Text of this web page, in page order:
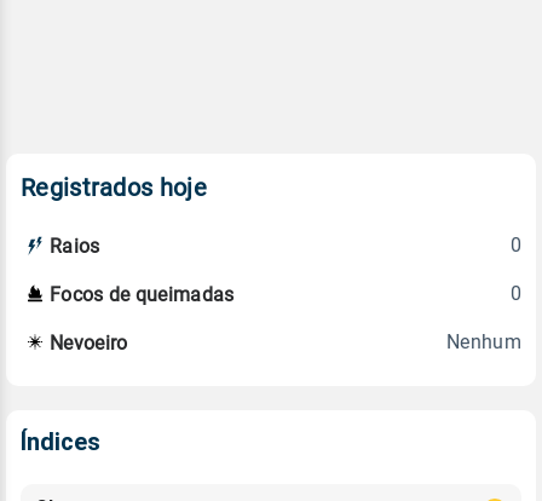
Registrados hoje
Raios 0
Focos de queimadas 0
Nevoeiro Nenhum
Índices